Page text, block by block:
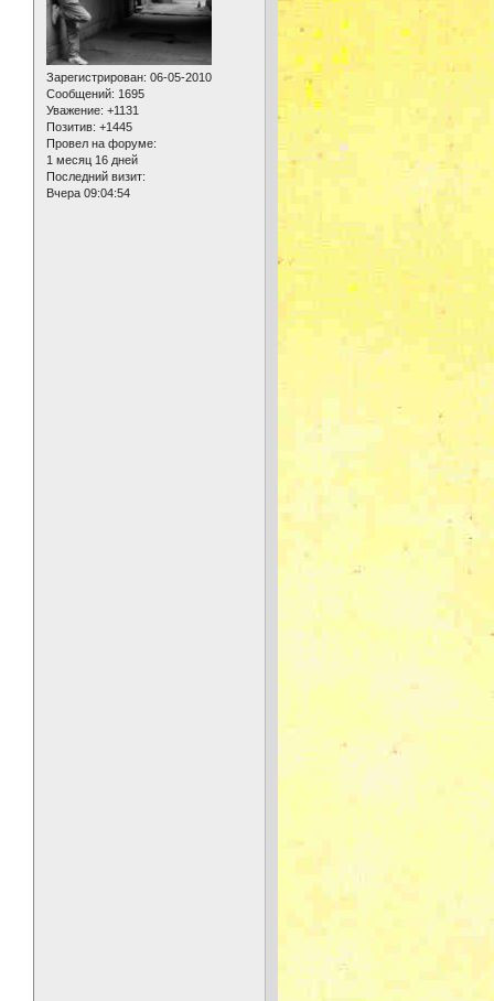
Зарегистрирован: 06-05-2010
Сообщений: 1695
Уважение: +1131
Позитив: +1445
Провел на форуме:
1 месяц 16 дней
Последний визит:
Вчера 09:04:54